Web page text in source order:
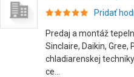
Pridať
Predaj a montáž
Sinclaire, Daikin, Gree,
chladiarenskej
ce...